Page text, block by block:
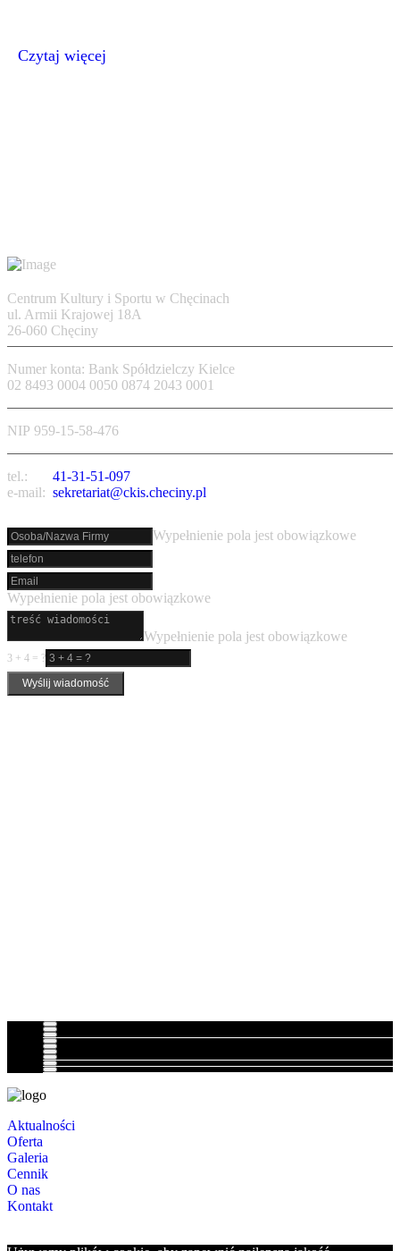
Czytaj więcej
Centrum Kultury i Sportu w Chęcinach
ul. Armii Krajowej 18A
26-060 Chęciny
Numer konta: Bank Spółdzielczy Kielce
02 8493 0004 0050 0874 2043 0001
NIP 959-15-58-476
tel.: 41-31-51-097
e-mail: sekretariat@ckis.checiny.pl
Wypełnienie pola jest obowiązkowe
Wypełnienie pola jest obowiązkowe
Wypełnienie pola jest obowiązkowe
3 + 4 = ?
Wyślij wiadomość
Aktualności
Oferta
Galeria
Cennik
O nas
Kontakt